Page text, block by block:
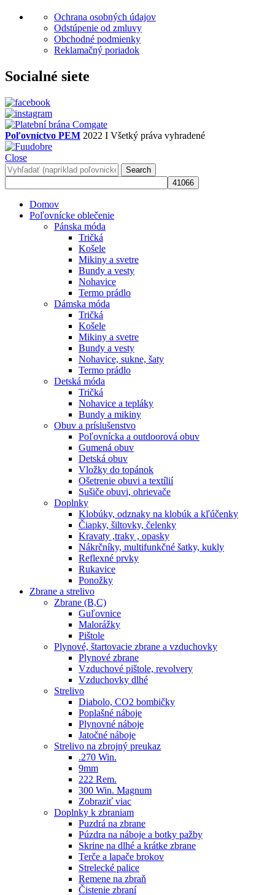
Ochrana osobných údajov
Odstúpenie od zmluvy
Obchodné podmienky
Reklamačný poriadok
Socialné siete
Poľovníctvo PEM 2022 I Všetký práva vyhradené
Close
Search
Domov
Poľovnícke oblečenie
Pánska móda
Tričká
Košele
Mikiny a svetre
Bundy a vesty
Nohavice
Termo prádlo
Dámska móda
Tričká
Košele
Mikiny a svetre
Bundy a vesty
Nohavice, sukne, šaty
Termo prádlo
Detská móda
Tričká
Nohavice a tepláky
Bundy a mikiny
Obuv a príslušenstvo
Poľovnícka a outdoorová obuv
Gumená obuv
Detská obuv
Vložky do topánok
Ošetrenie obuvi a textílií
Sušiče obuvi, ohrievače
Doplnky
Klobúky, odznaky na klobúk a kľúčenky
Čiapky, šiltovky, čelenky
Kravaty ,traky , opasky
Nákrčníky, multifunkčné šatky, kukly
Reflexné prvky
Rukavice
Ponožky
Zbrane a strelivo
Zbrane (B,C)
Guľovnice
Malorážky
Pištole
Plynové, štartovacie zbrane a vzduchovky
Plynové zbrane
Vzduchové pištole, revolvery
Vzduchovky dlhé
Strelivo
Diabolo, CO2 bombičky
Poplašné náboje
Plynovné náboje
Jatočné náboje
Strelivo na zbrojný preukaz
.270 Win.
9mm
222 Rem.
300 Win. Magnum
Zobraziť viac
Doplnky k zbraniam
Puzdrá na zbrane
Púzdra na náboje a botky pažby
Skrine na dlhé a krátke zbrane
Terče a lapače brokov
Strelecké palice
Remene na zbraň
Čistenie zbraní